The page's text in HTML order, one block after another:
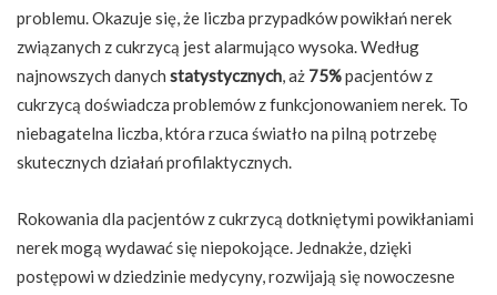
problemu. Okazuje się, że liczba przypadków powikłań nerek
związanych z cukrzycą jest alarmująco wysoka. Według
najnowszych danych statystycznych, aż 75%pacjentów z
cukrzycą doświadcza problemów z funkcjonowaniem nerek. To
niebagatelna liczba, która rzuca światło na pilną potrzebę
skutecznych działań profilaktycznych.
Rokowania dla pacjentów z cukrzycą dotkniętymi powikłaniami
nerek mogą wydawać się niepokojące. Jednakże, dzięki
postępowi w dziedzinie medycyny, rozwijają się nowoczesne